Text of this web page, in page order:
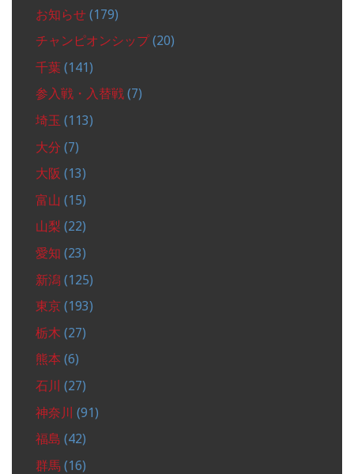
お知らせ (179)
チャンピオンシップ(20)
千葉 (141)
参入戦・入替戦 (7)
埼玉 (113)
大分 (7)
大阪 (13)
富山 (15)
山梨 (22)
愛知 (23)
新潟 (125)
東京 (193)
栃木 (27)
熊本 (6)
石川 (27)
神奈川 (91)
福島 (42)
群馬 (16)